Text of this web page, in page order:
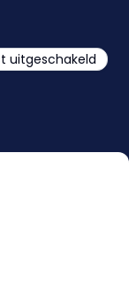
uitgeschakeld